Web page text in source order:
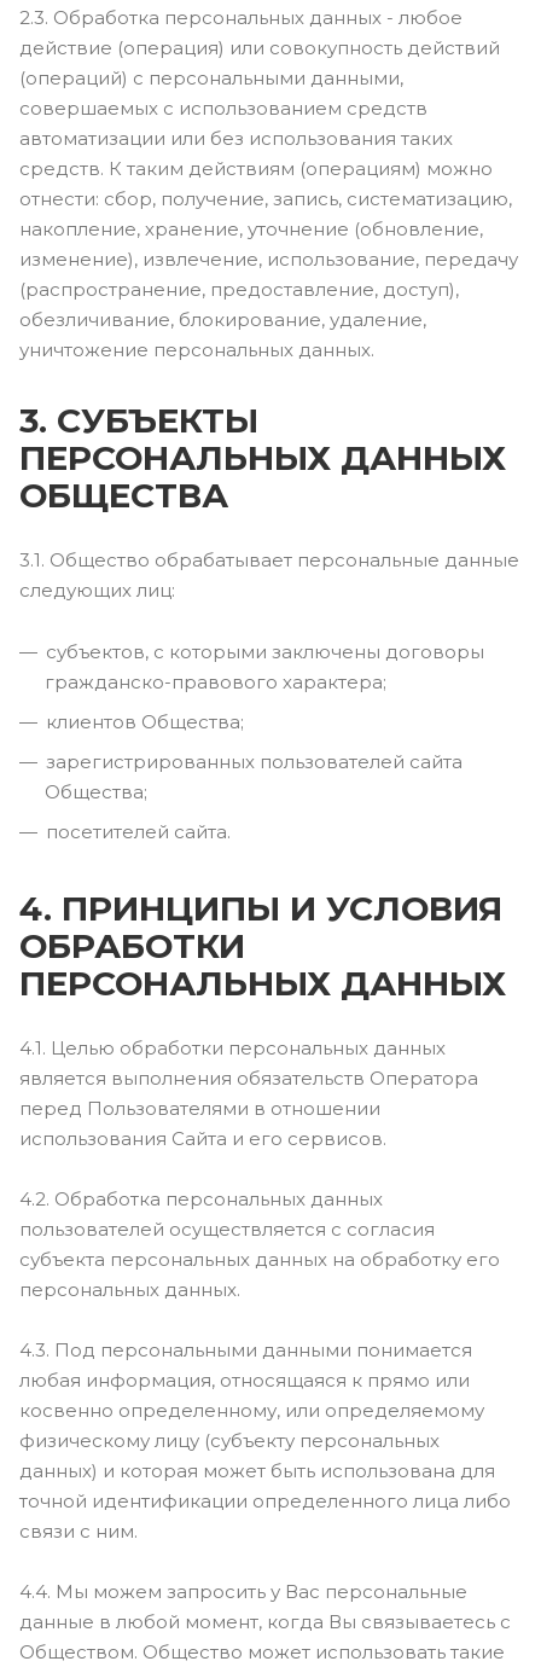
2.3. Обработка персональных данных - любое
действие (операция) или совокупность действий
(операций) с персональными данными,
совершаемых с использованием средств
автоматизации или без использования таких
средств. К таким действиям (операциям) можно
отнести: сбор, получение, запись, систематизацию,
накопление, хранение, уточнение (обновление,
изменение), извлечение, использование, передачу
(распространение, предоставление, доступ),
обезличивание, блокирование, удаление,
уничтожение персональных данных.
3. СУБЪЕКТЫ
ПЕРСОНАЛЬНЫХ ДАННЫХ
ОБЩЕСТВА
3.1. Общество обрабатывает персональные данные
следующих лиц:
субъектов, с которыми заключены договоры
гражданско-правового характера;
клиентов Общества;
зарегистрированных пользователей сайта
Общества;
посетителей сайта.
4. ПРИНЦИПЫ И УСЛОВИЯ
ОБРАБОТКИ
ПЕРСОНАЛЬНЫХ ДАННЫХ
4.1. Целью обработки персональных данных
является выполнения обязательств Оператора
перед Пользователями в отношении
использования Сайта и его сервисов.
4.2. Обработка персональных данных
пользователей осуществляется с согласия
субъекта персональных данных на обработку его
персональных данных.
4.3. Под персональными данными понимается
любая информация, относящаяся к прямо или
косвенно определенному, или определяемому
физическому лицу (субъекту персональных
данных) и которая может быть использована для
точной идентификации определенного лица либо
связи с ним.
4.4. Мы можем запросить у Вас персональные
данные в любой момент, когда Вы связываетесь с
Обществом. Общество может использовать такие